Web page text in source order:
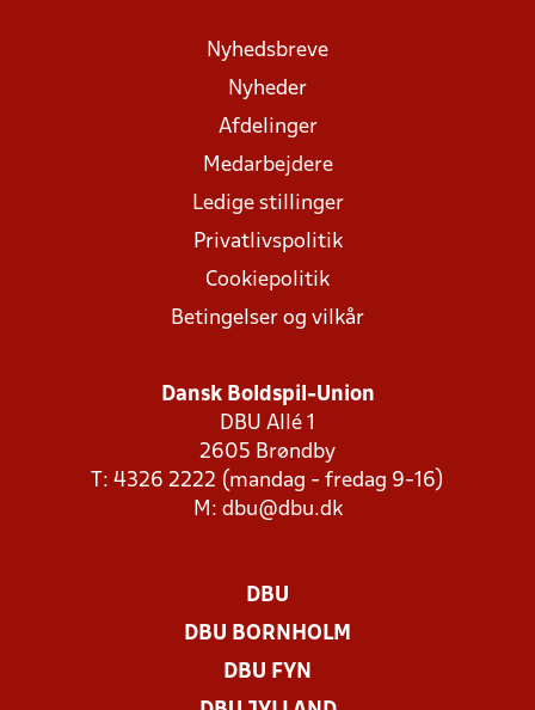
Nyhedsbreve
Nyheder
Afdelinger
Medarbejdere
Ledige stillinger
Privatlivspolitik
Cookiepolitik
Betingelser og vilkår
Dansk Boldspil-Union
DBU Allé 1
2605 Brøndby
T: 4326 2222 (mandag - fredag 9-16)
M: dbu@dbu.dk
DBU
DBU BORNHOLM
DBU FYN